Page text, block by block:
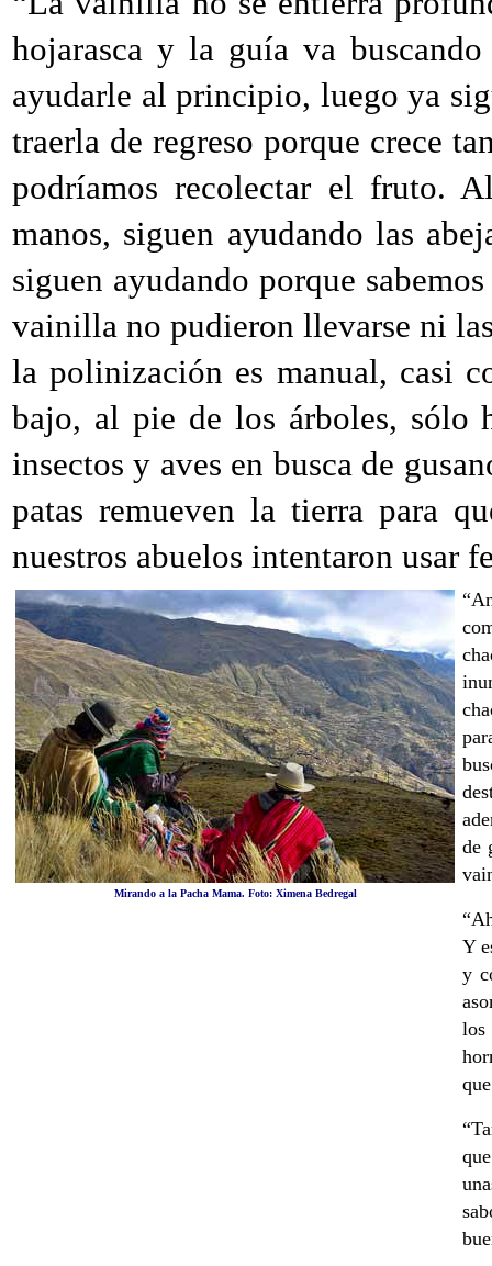
hojarasca y la guía va
ayudarle al principio, luego ya
traerla de regreso porque crece
podríamos recolectar el fruto.
manos, siguen ayudando las
siguen ayudando porque
vainilla no pudieron llevarse ni
la polinización es manual, casi
bajo, al pie de los árboles, sólo
insectos y aves en busca de
patas remueven la tierra para
nuestros abuelos intentaron usar
Mirando a la Pacha Mama. Foto: Ximena Bedregal
de
Y
y